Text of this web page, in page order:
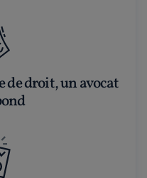
de droit, un avocat